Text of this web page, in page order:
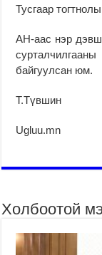
Тусгаар
АН-аас нэр
байгуулсан юм.
Т.Түвшин
Ugluu.mn
Холбоотой